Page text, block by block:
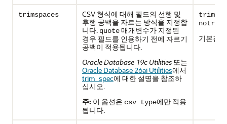
trimspaces
CSV 형식에 대해 필드의 선행 및
후행 공백을 자르는 방식을 지정합
니다. quote매개변수가 지정된
경우 필드를 인용하기 전에 자르기
공백이 적용됩니다.
Oracle Database 19c Utilities 또는
Oracle Database 26ai Utilities에서
trim_spec에 대한 설명을 참조하
십시오.
주: 이 옵션은 csv type에만 적용
됩니다.
기본값: